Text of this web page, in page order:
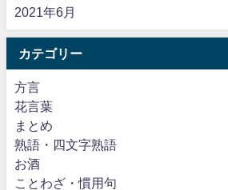
2021年6月
カテゴリー
方言
花言葉
まとめ
熟語・四文字熟語
お酒
ことわざ・慣用句